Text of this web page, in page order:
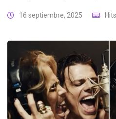
16 septiembre, 2025